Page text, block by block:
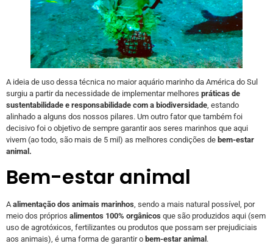
A ideia de uso dessa técnica no maior aquário marinho da América do Sul
surgiu a partir da necessidade de implementar melhores práticas de
sustentabilidade e responsabilidade com a biodiversidade , estando
alinhado a alguns dos nossos pilares. Um outro fator que também foi
decisivo foi o objetivo de sempre garantir aos seres marinhos que aqui
vivem (ao todo, são mais de 5 mil) as melhores condições de bem-estar
animal.
Bem-estar animal
Aalimentação dos animais marinhos, sendo a mais natural possível, por
meio dos próprios alimentos 100% orgânicos que são produzidos aqui (sem
uso de agrotóxicos, fertilizantes ou produtos que possam ser prejudiciais
aos animais), é uma forma de garantir o bem-estar animal .